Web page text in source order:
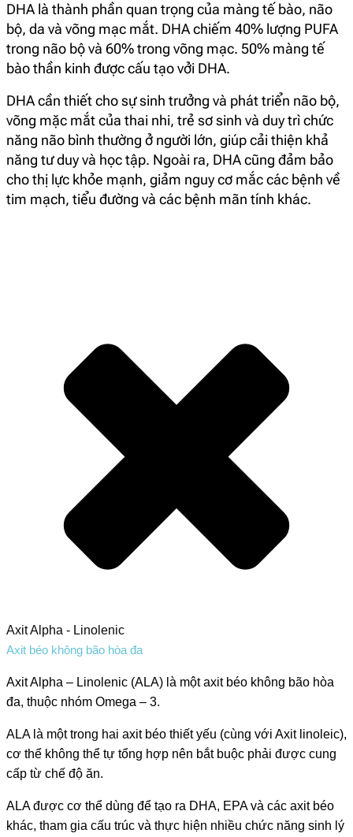
DHA là thành phần quan trọng của màng tế bào, não
bộ, da và võng mạc mắt. DHA chiếm 40% lượng PUFA
trong não bộ và 60% trong võng mạc. 50% màng tế
bào thần kinh được cấu tạo vởi DHA.
DHA cần thiết cho sự sinh trưởng và phát triển não bộ,
võng mặc mắt của thai nhi, trẻ sơ sinh và duy trì chức
năng não bình thường ở người lớn, giúp cải thiện khả
năng tư duy và học tập. Ngoài ra, DHA cũng đảm bảo
cho thị lực khỏe mạnh, giảm nguy cơ mắc các bệnh về
tim mạch, tiểu đường và các bệnh mãn tính khác.
Axit Alpha - Linolenic
Axit béo không bão hòa đa
Axit Alpha – Linolenic (ALA) là một axit béo không bão hòa
đa, thuộc nhóm Omega – 3.
ALA là một trong hai axit béo thiết yếu (cùng với Axit linoleic),
cơ thể không thể tự tổng hợp nên bắt buộc phải được cung
cấp từ chế độ ăn.
ALA được cơ thể dùng để tạo ra DHA, EPA và các axit béo
khác, tham gia cấu trúc và thực hiện nhiều chức năng sinh lý